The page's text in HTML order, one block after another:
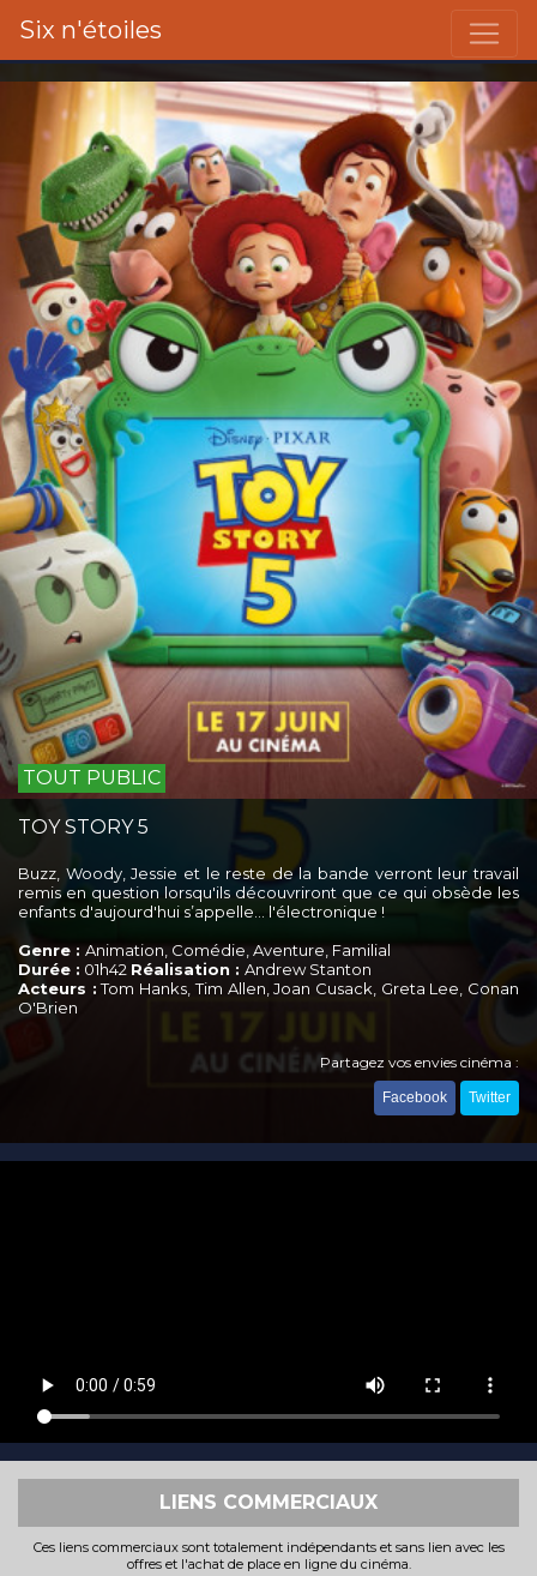
Six n'étoiles
TOUT PUBLIC
TOY STORY 5
Buzz, Woody, Jessie et le reste de la bande verront leur travail
remis en question lorsqu'ils découvriront que ce qui obsède les
enfants d'aujourd'hui s’appelle... l'électronique !
Genre : Animation, Comédie, Aventure, Familial
Durée : 01h42 Réalisation : Andrew Stanton
Acteurs :Tom Hanks, Tim Allen, Joan Cusack, Greta Lee, Conan
O'Brien
Partagez vos envies cinéma :
Facebook Twitter
LIENS COMMERCIAUX
Ces liens commerciaux sont totalement indépendants et sans lien avec les
offres et l'achat de place en ligne du cinéma.